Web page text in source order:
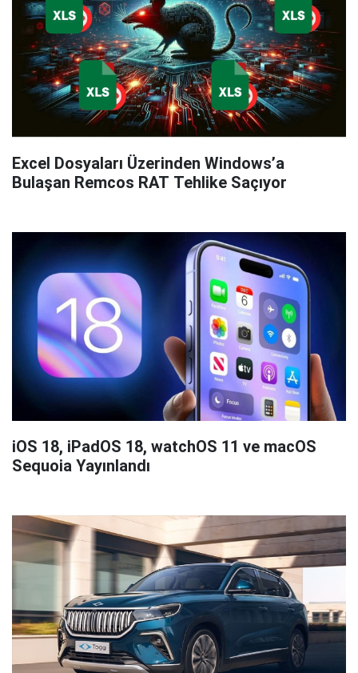
Excel Dosyaları Üzerinden Windows’a
Bulaşan Remcos RAT Tehlike Saçıyor
iOS 18, iPadOS 18, watchOS 11 ve macOS
Sequoia Yayınlandı